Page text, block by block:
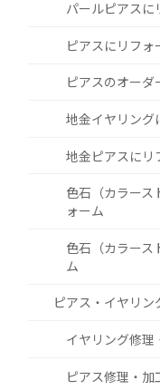
パールピアスに
ピアスにリフォ
ピアスのオーダ
地金イヤリング
地金ピアスにリ
色石（カラース
ォーム
色石（カラース
ム
ピアス・イヤリン
イヤリング修理
ピアス修理・加